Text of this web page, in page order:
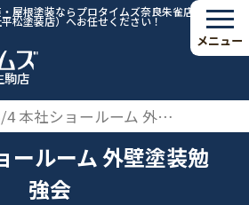
屋根塗装ならプロタイムズ奈良朱雀店・生駒
松塗装店）へお任せください！
駒店
メニュー
3/4 本社ショールーム 外壁塗装勉強会
ールーム 外壁塗装勉
強会